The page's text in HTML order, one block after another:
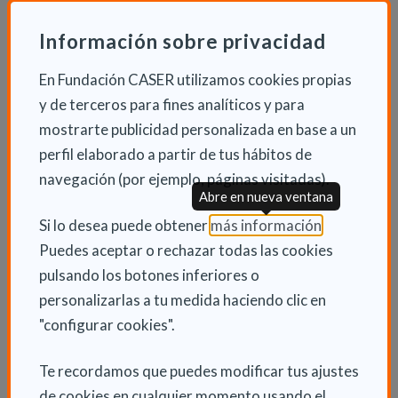
Información sobre privacidad
En Fundación CASER utilizamos cookies propias
y de terceros para fines analíticos y para
mostrarte publicidad personalizada en base a un
perfil elaborado a partir de tus hábitos de
navegación (por ejemplo, páginas visitadas).
Si lo desea puede obtener más información
Puedes aceptar o rechazar todas las cookies
pulsando los botones inferiores o
personalizarlas a tu medida haciendo clic en
"configurar cookies".
Te recordamos que puedes modificar tus ajustes
Abre en nueva ventana
avance de la atención sanitaria pediátrica y el
bienestar de la comunidad. Se espera que la iniciativa
beneficie a los pacientes, familias y profesionales
directamente involucrados, y que también inspire a
otras organizaciones a colaborar en proyectos
similares en el futuro.
La colaboración de la Fundación Caser, que se ha
realizado a través del Instituto de Investigación
Sanitaria La Fe (IIS La Fe), se extenderá durante los
próximos dos años, y enfocará en el apoyo al
desarrollo e implementación del proyecto
interdisciplinar para el cuidado de niños y niñas
portadores de ostomías. La agente de la red exclusiva
también voluntaria de la fundación Caser, ha